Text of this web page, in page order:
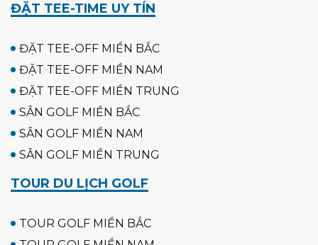
ĐẶT TEE-TIME UY TÍN
ĐẶT TEE-OFF MIỀN BẮC
ĐẶT TEE-OFF MIỀN NAM
ĐẶT TEE-OFF MIỀN TRUNG
SÂN GOLF MIỀN BẮC
SÂN GOLF MIỀN NAM
SÂN GOLF MIỀN TRUNG
TOUR DU LỊCH GOLF
TOUR GOLF MIỀN BẮC